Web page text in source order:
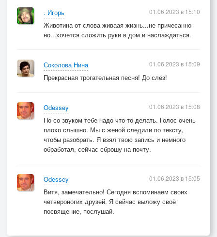
. Игорь
Животина от слова живаая жизнь...не причесанно
но...хочется сложить руки в дом и наслаждаться.
01.06.2023 в 15:10
Соколова Нина
Прекрасная трогательная песня! До слёз!
01.06.2023 в 15:09
Odessey
Но со звуком тебе надо что-то делать. Голос очень
плохо слышно. Мы с женой следили по тексту,
чтобы разобрать. Я взял твою запись и немного
обработал, сейчас сброшу на почту.
01.06.2023 в 15:08
Odessey
Витя, замечательно! Сегодня вспоминаем своих
четвероногих друзей. Я сейчас выложу своё
посвящение, послушай.
01.06.2023 в 15:05